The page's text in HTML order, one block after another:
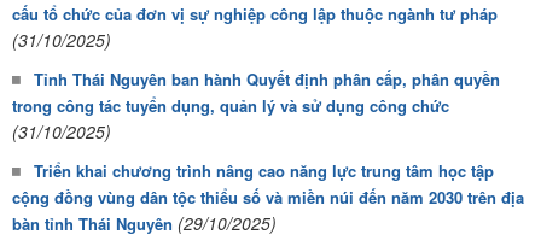
cấu tổ chức của đơn vị sự nghiệp công lập thuộc ngành tư pháp
(31/10/2025)
Tỉnh Thái Nguyên ban hành Quyết định phân cấp, phân quyền
trong công tác tuyển dụng, quản lý và sử dụng công chức
(31/10/2025)
Triển khai chương trình nâng cao năng lực trung tâm học tập
cộng đồng vùng dân tộc thiểu số và miền núi đến năm 2030 trên địa
bàn tỉnh Thái Nguyên (29/10/2025)